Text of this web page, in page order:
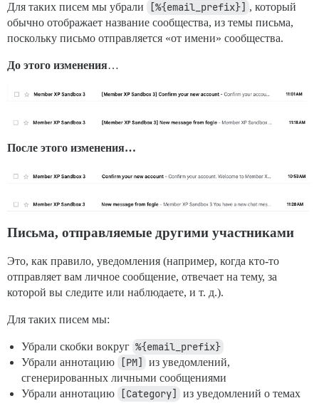
Для таких писем мы убрали [%{email_prefix}] , который
обычно отображает название сообщества, из темы письма,
поскольку письмо отправляется «от имени» сообщества.
До этого изменения…
После этого изменения…
Письма, отправляемые другими участниками
Это, как правило, уведомления (например, когда кто-то
отправляет вам личное сообщение, отвечает на тему, за
которой вы следите или наблюдаете, и т. д.).
Для таких писем мы:
Убрали скобки вокруг %{email_prefix}
Убрали аннотацию [PM]
из уведомлений,
сгенерированных личными сообщениями
Убрали аннотацию
[Category] из уведомлений о темах